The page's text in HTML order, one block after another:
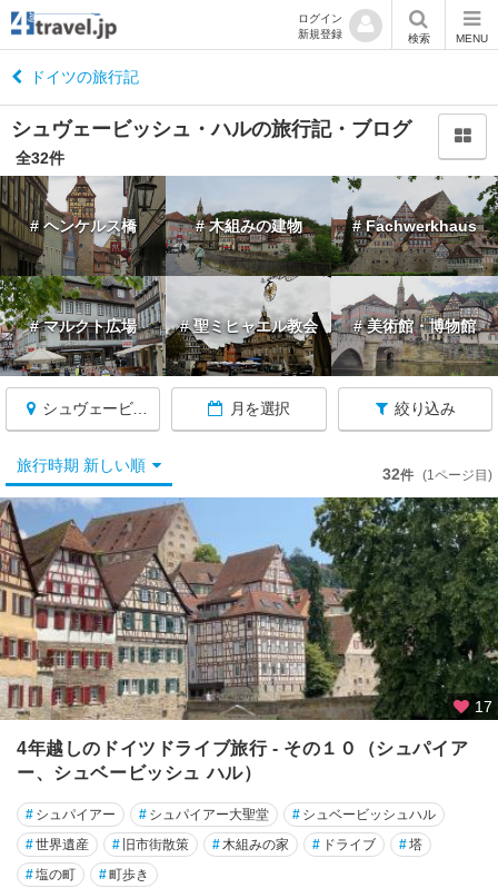
ログイン
新規登録
検索 MENU
ドイツの旅行記
シュヴェービッシュ・ハルの旅行記・ブログ
全32件
# ヘンケルス橋 # 木組みの建物 # Fachwerkhaus
# マルクト広場 # 聖ミヒャエル教会 # 美術館・博物館
シュヴェービッシュ・ハル 月を選択 絞り込み
ド
イ
ツ
へ
戻
る
★
ケ
ル
ン
★
シ
ュ
ツ
ッ
ト
ガ
ル
★
デ
ュ
ッ
旅行時期 新しい順 32件 (1ページ目)
17
4年越しのドイツドライブ旅行 - その１０（シュパイア
ー、シュベービッシュ ハル）
# シュパイアー # シュパイアー大聖堂 # シュベービッシュハル
#世界遺産 # 旧市街散策 #木組みの家 # ドライブ #塔
#塩の町 #町歩き